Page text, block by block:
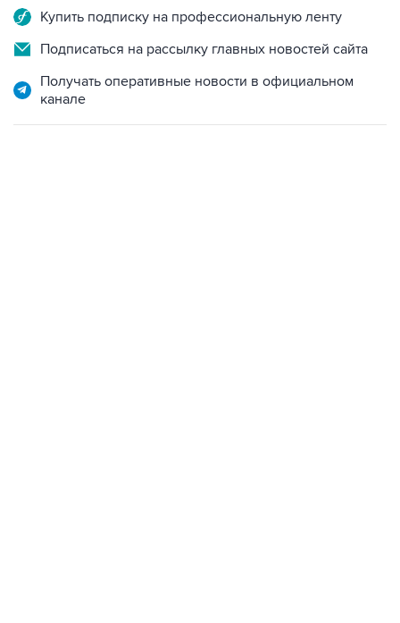
Подписаться на рассылку главных новостей сайта
Получать оперативные новости в официальном